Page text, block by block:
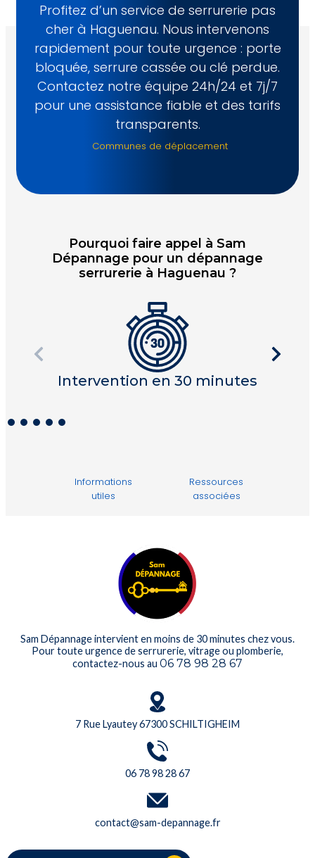
Profitez d’un service de serrurerie pas
cher à Haguenau. Nous intervenons
rapidement pour toute urgence : porte
bloquée, serrure cassée ou clé perdue.
Contactez notre équipe 24h/24 et 7j/7
pour une assistance fiable et des tarifs
transparents.
Communes de déplacement
Pourquoi faire appel à Sam
Dépannage pour un dépannage
serrurerie à Haguenau ?
Intervention en 30 minutes
Informations
utiles
Ressources
associées
Sam Dépannage intervient en moins de 30 minutes chez vous.
Pour toute urgence de serrurerie, vitrage ou plomberie,
contactez-nous au 06 78 98 28 67
7 Rue Lyautey 67300 SCHILTIGHEIM
06 78 98 28 67
contact@sam-depannage.fr